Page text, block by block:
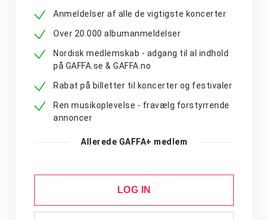
Anmeldelser af alle de vigtigste koncerter
Over 20.000 albumanmeldelser
Nordisk medlemskab - adgang til al indhold
på GAFFA.se & GAFFA.no
Rabat på billetter til koncerter og festivaler
Ren musikoplevelse - fravælg forstyrrende
annoncer
Allerede GAFFA+ medlem
LOG IN